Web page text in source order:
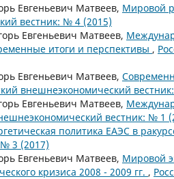
Евгеньевич Матвеев, Мировой
вестник: № 4 (2015)
Евгеньевич Матвеев,
итоги и перспективы ,
Евгеньевич Матвеев,
внешнеэкономический
Евгеньевич Матвеев,
вестник: № 1
политика ЕАЭС в
3 (2017)
Евгеньевич Матвеев, Мировой
кризиса 2008 - 2009 гг. ,